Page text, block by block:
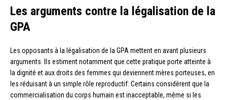
Les arguments contre la légalisation de la
GPA
Les opposants à la légalisation de la GPA mettent en avant plusieurs
arguments. Ils estiment notamment que cette pratique porte atteinte à
la dignité et aux droits des femmes qui deviennent mères porteuses, en
les réduisant à un simple rôle reproductif. Certains considèrent que la
commercialisation du corps humain est inacceptable, même si les